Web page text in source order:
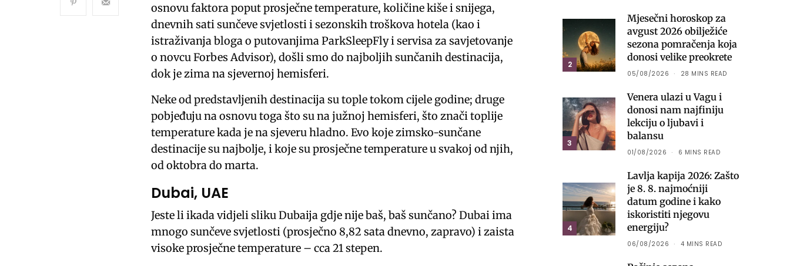
osnovu faktora poput prosječne temperature, količine kiše i snijega,
dnevnih sati sunčeve svjetlosti i sezonskih troškova hotela (kao i
istraživanja bloga o putovanjima ParkSleepFly i servisa za savjetovanje
o novcu Forbes Advisor), došli smo do najboljih sunčanih destinacija,
dok je zima na sjevernoj hemisferi.
Neke od predstavljenih destinacija su tople tokom cijele godine; druge
pobjeđuju na osnovu toga što su na južnoj hemisferi, što znači toplije
temperature kada je na sjeveru hladno. Evo koje zimsko-sunčane
destinacije su najbolje, i koje su prosječne temperature u svakoj od njih,
od oktobra do marta.
Dubai, UAE
Jeste li ikada vidjeli sliku Dubaija gdje nije baš, baš sunčano? Dubai ima
mnogo sunčeve svjetlosti (prosječno 8,82 sata dnevno, zapravo) i zaista
visoke prosječne temperature – cca 21 stepen.
2
Mjesečni horoskop za
avgust 2026 obilježiće
sezona pomračenja koja
donosi velike preokrete
05/08/2026 28 MINS READ
3
Venera ulazi u Vagu i
donosi nam najfiniju
lekciju o ljubavi i
balansu
01/08/2026 6 MINS READ
4
Lavlja kapija 2026: Zašto
je 8. 8. najmoćniji
datum godine i kako
iskoristiti njegovu
energiju?
06/08/2026 4 MINS READ